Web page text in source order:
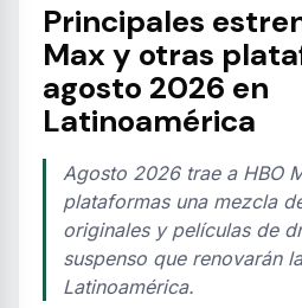
Principales
Max y otras
agosto 2026 en
Latinoamérica
Agosto 2026 trae a HBO
plataformas una mezcla
originales y películas de
suspenso que renovarán
Latinoamérica.